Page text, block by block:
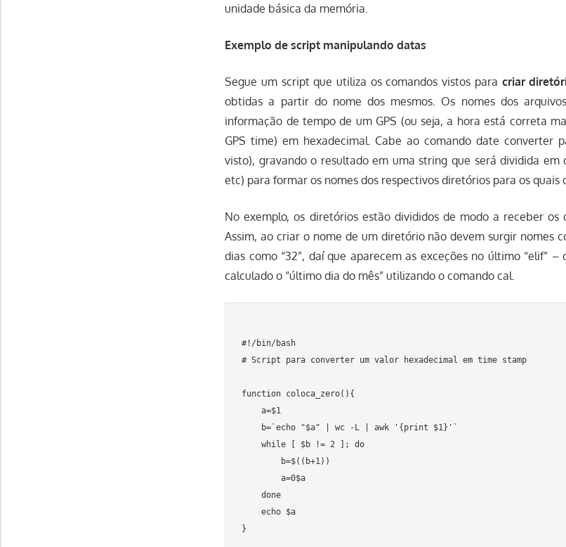
unidade básica da memória.
Exemplo de script manipulando datas
Segue um script que utiliza os comandos vistos para criar
obtidas a partir do nome dos mesmos. Os nomes dos
informação de tempo de um GPS (ou seja, a hora está correta
GPS time) em hexadecimal. Cabe ao comando date converter
visto), gravando o resultado em uma string que será dividida em
etc) para formar os nomes dos respectivos diretórios para os quais
No exemplo, os diretórios estão divididos de modo a receber os
Assim, ao criar o nome de um diretório não devem surgir nomes
dias como “32”, daí que aparecem as exceções no último “elif”
calculado o “último dia do mês” utilizando o comando cal.
#!/bin/bash
# Script para converter um valor hexadecimal em time stamp
function coloca_zero(){
    a=$1
    b=`echo "$a" | wc -L | awk '{print $1}'`
    while [ $b != 2 ]; do
        b=$((b+1))
        a=0$a
    done
    echo $a
}